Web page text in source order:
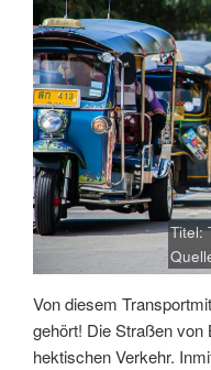
Titel:
Von diesem
gehört! Die Straßen von
hektischen Verkehr.